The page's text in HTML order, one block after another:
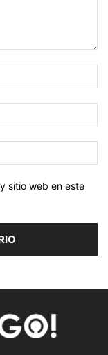
sitio web en este